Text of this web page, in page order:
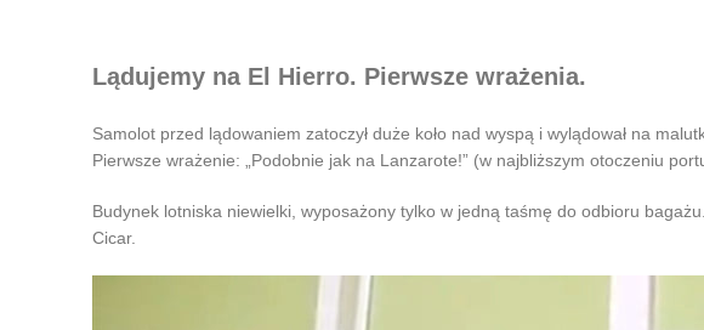
Lądujemy na El Hierro. Pierwsze wrażenia.
Samolot przed lądowaniem zatoczył duże koło nad wyspą i wylądował na
Pierwsze wrażenie: „Podobnie jak na Lanzarote!” (w najbliższym otoczeniu
Budynek lotniska niewielki, wyposażony tylko w jedną taśmę do odbioru
Cicar.